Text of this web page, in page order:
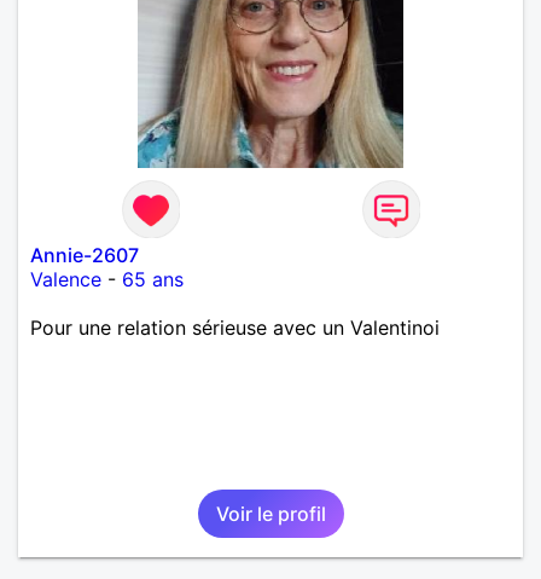
Annie-2607
Valence - 65 ans
Pour une relation sérieuse avec un Valentinoi
Voir le profil